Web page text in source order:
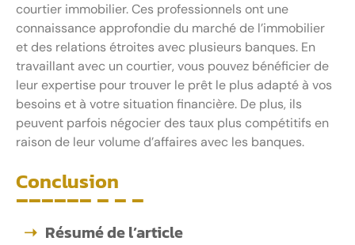
courtier immobilier. Ces professionnels ont une
connaissance approfondie du marché de l’immobilier
et des relations étroites avec plusieurs banques. En
travaillant avec un courtier, vous pouvez bénéficier de
leur expertise pour trouver le prêt le plus adapté à vos
besoins et à votre situation financière. De plus, ils
peuvent parfois négocier des taux plus compétitifs en
raison de leur volume d’affaires avec les banques.
Conclusion
Résumé de l’article